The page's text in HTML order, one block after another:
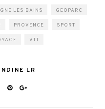
LES BAINS GEOPARC
PROVENCE SPORT
VTT
LR